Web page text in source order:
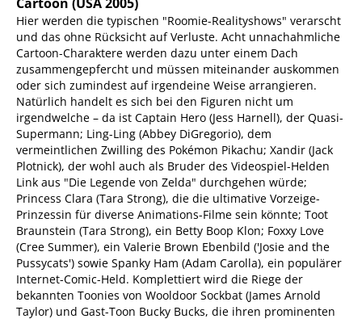
Hier werden die typischen "Roomie-Realityshows" verarscht
und das ohne Rücksicht auf Verluste. Acht unnachahmliche
Cartoon-Charaktere werden dazu unter einem Dach
zusammengepfercht und müssen miteinander auskommen
oder sich zumindest auf irgendeine Weise arrangieren.
Natürlich handelt es sich bei den Figuren nicht um
irgendwelche – da ist Captain Hero (Jess Harnell), der Quasi-
Supermann; Ling-Ling (Abbey DiGregorio), dem
vermeintlichen Zwilling des Pokémon Pikachu; Xandir (Jack
Plotnick), der wohl auch als Bruder des Videospiel-Helden
Link aus "Die Legende von Zelda" durchgehen würde;
Princess Clara (Tara Strong), die die ultimative Vorzeige-
Prinzessin für diverse Animations-Filme sein könnte; Toot
Braunstein (Tara Strong), ein Betty Boop Klon; Foxxy Love
(Cree Summer), ein Valerie Brown Ebenbild ('Josie and the
Pussycats') sowie Spanky Ham (Adam Carolla), ein populärer
Internet-Comic-Held. Komplettiert wird die Riege der
bekannten Toonies von Wooldoor Sockbat (James Arnold
Taylor) und Gast-Toon Bucky Bucks, die ihren prominenten